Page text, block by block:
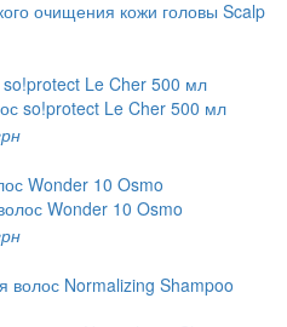
Le Cher 500 мл
Wonder 10 Osmo
Normalizing Shampoo